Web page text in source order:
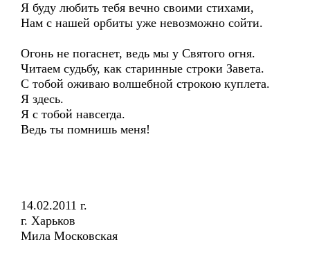
Я буду любить тебя вечно своими стихами,
Нам с нашей орбиты уже невозможно сойти.
Огонь не погаснет, ведь мы у Святого огня.
Читаем судьбу, как старинные строки Завета.
С тобой оживаю волшебной строкою куплета.
Я здесь.
Я с тобой навсегда.
Ведь ты помнишь меня!
14.02.2011 г.
г. Харьков
Мила Московская